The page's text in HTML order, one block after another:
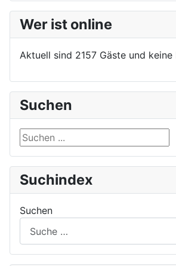
Wer ist online
Aktuell sind 2157 Gäste und keine
Suchen
Suchen ...
Suchindex
Suchen